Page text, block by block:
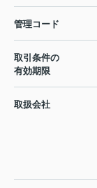
管理コード
取引条件の
有効期限
取扱会社